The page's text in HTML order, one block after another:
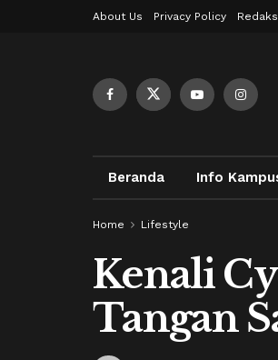
About Us Privacy Policy
Beranda Info
Home Lifestyle
Kenali
Tangan